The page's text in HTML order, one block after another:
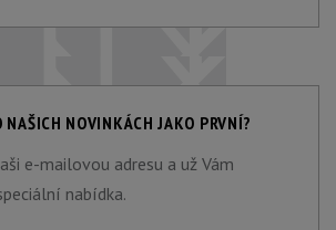
NAŠICH NOVINKÁCH JAKO PRVNÍ?
e-mailovou adresu a už Vám
nabídka.